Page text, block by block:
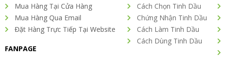
Mua Hàng Tại Cửa Hàng
Mua Hàng Qua Email
Đặt Hàng Trực Tiếp Tại Website
FANPAGE
Cách Chọn Tinh Dầu
Chứng Nhận Tinh Dầu
Cách Làm Tinh Dầu
Cách Dùng Tinh Dầu